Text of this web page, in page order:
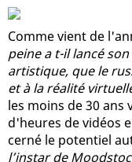
Comme vient de
peine a t-il lancé
artistique, que le
et à la réalité
les moins de 30
d'heures de vidéos
cerné le potentiel
l’instar de